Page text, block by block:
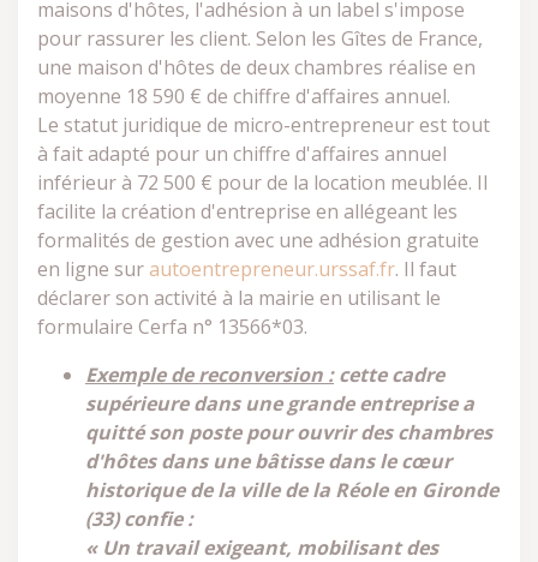
maisons d'hôtes, l'adhésion à un label s'impose
pour rassurer les client. Selon les Gîtes de France,
une maison d'hôtes de deux chambres réalise en
moyenne 18 590 € de chiffre d'affaires annuel.
Le statut juridique de micro-entrepreneur est tout
à fait adapté pour un chiffre d'affaires annuel
inférieur à 72 500 € pour de la location meublée. Il
facilite la création d'entreprise en allégeant les
formalités de gestion avec une adhésion gratuite
en ligne surautoentrepreneur.urssaf.fr. Il faut
déclarer son activité à la mairie en utilisant le
formulaire Cerfa n° 13566*03.
Exemple de reconversion :cette cadre
supérieure dans une grande entreprise a
quitté son poste pour ouvrir des chambres
d'hôtes dans une bâtisse dans le cœur
historique de la ville de la Réole en Gironde
(33) confie :
« Un travail exigeant, mobilisant des